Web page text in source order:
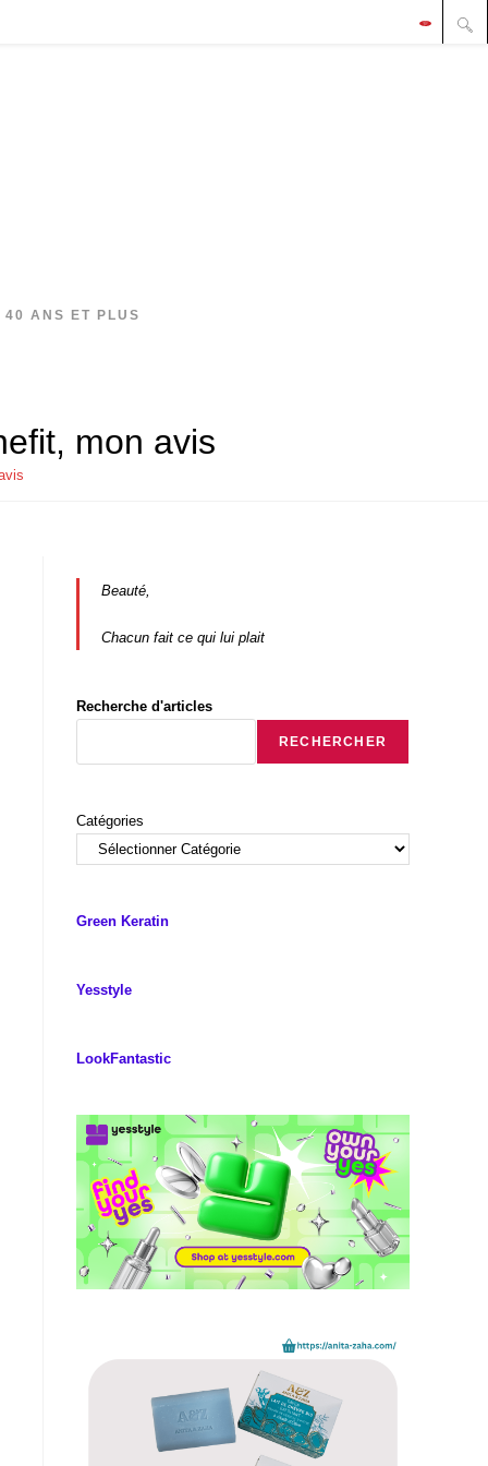
ANS ET PLUS
mon avis
Beauté,
Chacun fait ce qui lui plait
Recherche d'articles
RECHERCHER
Catégories
Green Keratin
Yesstyle
LookFantastic